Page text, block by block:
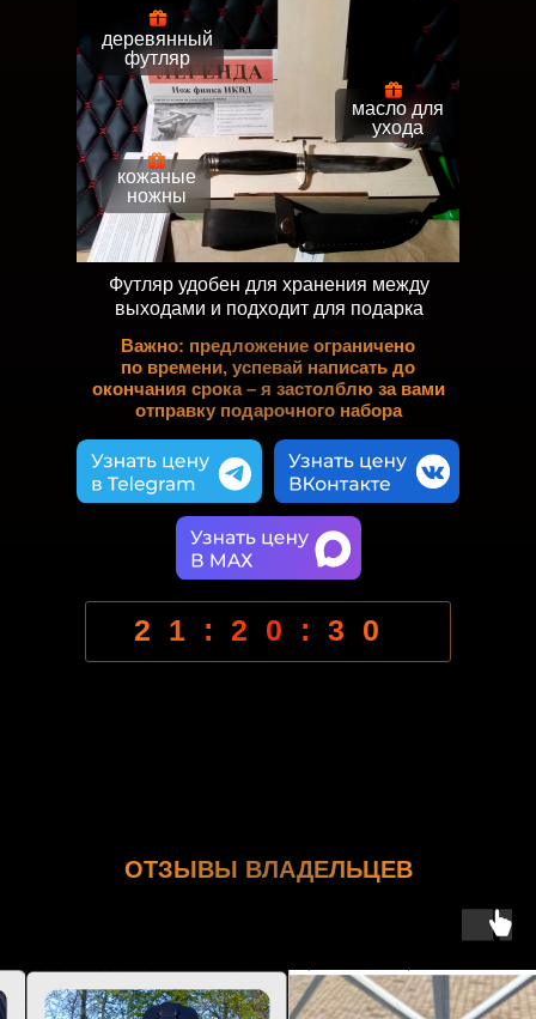
Футляр удобен для хранения между
выходами и подходит для подарка
Важно: предложение ограничено
по времени, успевай написать до
окончания срока – я застолблю за вами
отправку подарочного набора
масло для
ухода
деревянный
футляр
21:20:28
кожаные
ножны
ОТЗЫВЫ ВЛАДЕЛЬЦЕВ